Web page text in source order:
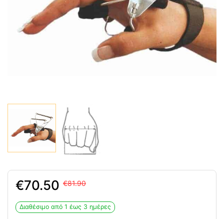
81.90
was:
81.90€.
70.50
τιμή
είναι:
Διαθέσιμο από 1 έως 3 ημέρες